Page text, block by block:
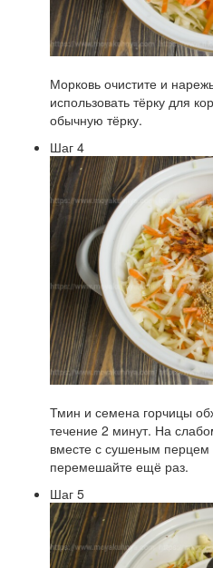
Морковь очистите и
использовать тёрку для
обычную тёрку.
Шаг 4
Тмин и семена горчицы
течение 2 минут. На
вместе с сушеным
перемешайте ещё раз.
Шаг 5